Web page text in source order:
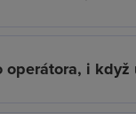
i když